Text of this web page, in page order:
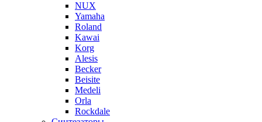
NUX
Yamaha
Roland
Kawai
Korg
Alesis
Becker
Beisite
Medeli
Orla
Rockdale